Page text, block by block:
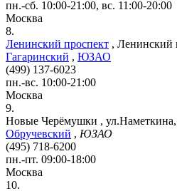
пн.-сб. 10:00-21:00, вс. 11:00-20:00
Москва
8.
Ленинский проспект , Ленинский
Гагаринский , ЮЗАО
(499) 137-6023
пн.-вс. 10:00-21:00
Москва
9.
Новые Черёмушки ,
Обручевский , ЮЗАО
(495) 718-6200
пн.-пт. 09:00-18:00
Москва
10.